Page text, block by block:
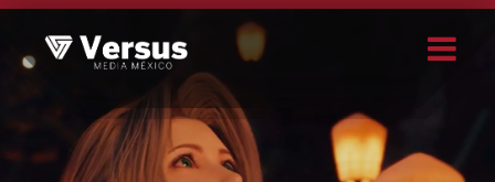
Skip
content
Buscar